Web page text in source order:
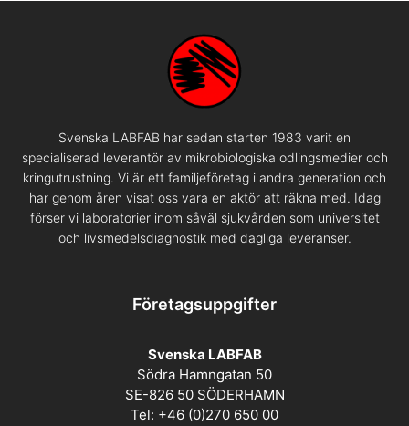
Svenska LABFAB har sedan starten 1983 varit en
specialiserad leverantör av mikrobiologiska odlingsmedier och
kringutrustning. Vi är ett familjeföretag i andra generation och
har genom åren visat oss vara en aktör att räkna med. Idag
förser vi laboratorier inom såväl sjukvården som universitet
och livsmedelsdiagnostik med dagliga leveranser.
Företagsuppgifter
Svenska LABFAB
Södra Hamngatan 50
SE-826 50 SÖDERHAMN
Tel: +46 (0)270 650 00